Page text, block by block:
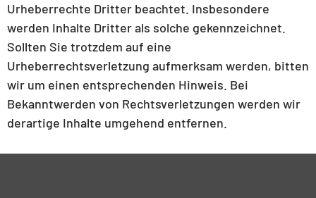
Urheberrechte Dritter beachtet. Insbesondere
werden Inhalte Dritter als solche gekennzeichnet.
Sollten Sie trotzdem auf eine
Urheberrechtsverletzung aufmerksam werden, bitten
wir um einen entsprechenden Hinweis. Bei
Bekanntwerden von Rechtsverletzungen werden wir
derartige Inhalte umgehend entfernen.